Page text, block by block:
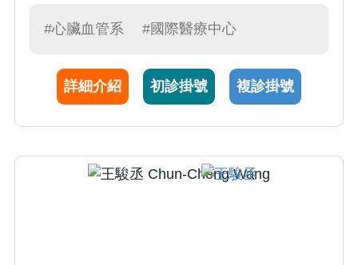
前往日本著名的心血管中心—小倉記念病院，
(IVUS)與光學同調斷層掃描(OCT)等心導管影像
技術，並深入研究複雜冠狀動脈介入治療。
助了解動脈硬化斑塊特性，從而引導支架的選
擇與放置，減少併發症發生的風險。此外，陳
#心臟血管系 #國際醫療中心
詳細介紹 初診掛號 複診掛號